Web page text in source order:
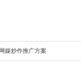
媒炒作推广方案